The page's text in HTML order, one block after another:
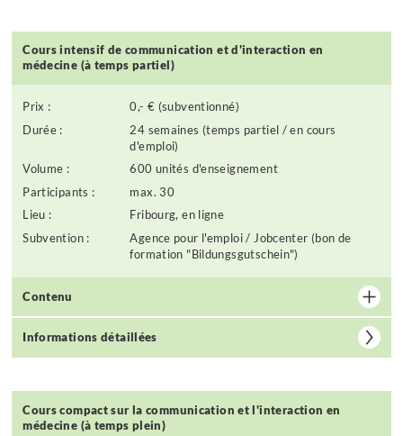
Cours intensif de communication et d'interaction en
médecine (à temps partiel)
Prix :
0,- € (subventionné)
Durée :
24 semaines (temps partiel / en cours
d'emploi)
Volume :
600 unités d'enseignement
Participants :
max. 30
Lieu :
Fribourg, en ligne
Subvention :
Agence pour l'emploi / Jobcenter (bon de
formation "Bildungsgutschein")
Contenu
Informations détaillées
Cours compact sur la communication et l'interaction en
médecine (à temps plein)